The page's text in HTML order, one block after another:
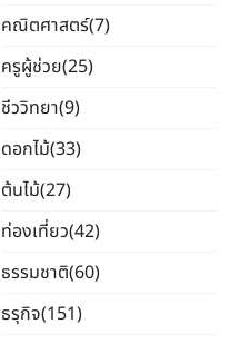
คณิตศาสตร์(7)
ครูผู้ช่วย(25)
ชีววิทยา(9)
ดอกไม้(33)
ต้นไม้(27)
ท่องเที่ยว(42)
ธรรมชาติ(60)
ธรุกิจ(151)